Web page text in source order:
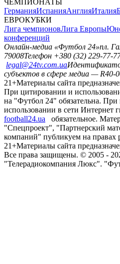
ЧЕМПИОНАТЫ
ГерманияИспанияАнглияИталия
ЕВРОКУБКИ
Лига чемпионовЛига Европы
конференций
Онлайн-медиа «Футбол 24»пл.
79008Телефон +380 (32) 229-77-
legal@24tv.com.ua
субъектов в сфере медиа — R40-
21+Материалы сайта
При цитировании и
на "Футбол 24" обязательна.
использовании в сети Интернет
football24.ua
обязательное.
"Спецпроект", "Партнерский
компаний" публикуем на правах
21+Материалы сайта
Все права защищены. © 2005 -
"Телерадиокомпания Люкс".